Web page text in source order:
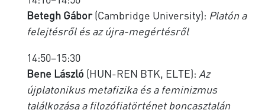
Betegh Gábor(Cambridge University): Platón a
felejtésről és az újra-megértésről
14:50–15:30
Bene László (HUN-REN BTK, ELTE): Az
újplatonikus metafizika és a feminizmus
találkozása a filozófiatörténet boncasztalán